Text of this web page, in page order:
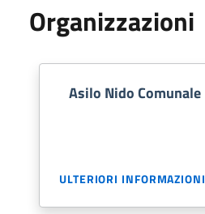
Organizzazioni
Asilo Nido Comunale
ULTERIORI INFORMAZIONI